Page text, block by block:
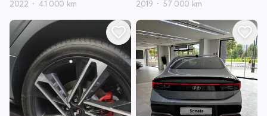
2022 41 000 km 2019 57 000 km